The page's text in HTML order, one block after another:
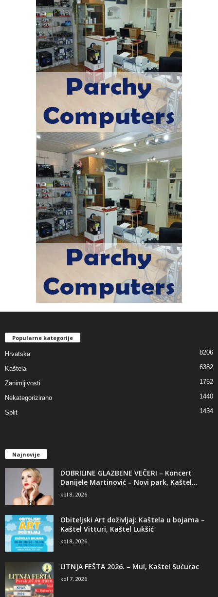
Popularne kategorije
Hrvatska 8206
Kaštela 6382
Zanimljivosti 1752
Nekategorizirano 1440
Split 1434
Najnovije
DOBRILINE GLAZBENE VEČERI – Koncert
Danijele Martinović – Novi park, Kaštel...
kol 8, 2026
Obiteljski Art doživljaj: Kaštela u bojama –
Kaštel Vitturi, Kaštel Lukšić
kol 8, 2026
LITNJA FEŠTA 2026. – Mul, Kaštel Sućurac
kol 7, 2026